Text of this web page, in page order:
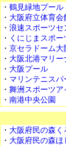
・ 鶴見緑地プール
・ 大阪府立体育会
・ 浪速スポーツセ
・ くにじまスポ
・ 京セラドーム大
・ 大阪北港マリー
・ 大阪プール
・ マリンテニスパ
・ 舞洲スポーツア
・ 南港中央公園
・ 大阪府民の森く
・ 大阪府民の森ほ